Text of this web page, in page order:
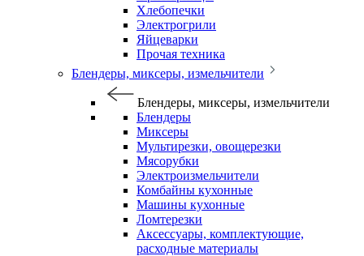
Хлебопечки
Электрогрили
Яйцеварки
Прочая техника
Блендеры, миксеры, измельчители
Блендеры, миксеры, измельчители
Блендеры
Миксеры
Мультирезки, овощерезки
Мясорубки
Электроизмельчители
Комбайны кухонные
Машины кухонные
Ломтерезки
Аксессуары, комплектующие,
расходные материалы